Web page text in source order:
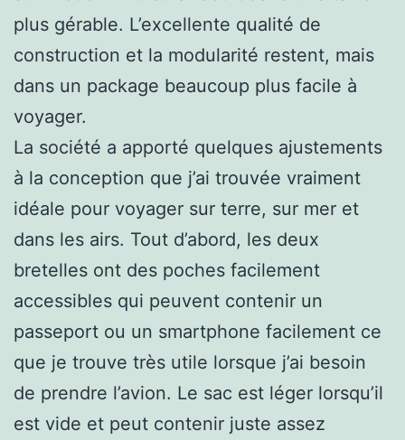
plus gérable. L’excellente qualité de
construction et la modularité restent, mais
dans un package beaucoup plus facile à
voyager.
La société a apporté quelques ajustements
à la conception que j’ai trouvée vraiment
idéale pour voyager sur terre, sur mer et
dans les airs. Tout d’abord, les deux
bretelles ont des poches facilement
accessibles qui peuvent contenir un
passeport ou un smartphone facilement ce
que je trouve très utile lorsque j’ai besoin
de prendre l’avion. Le sac est léger lorsqu’il
est vide et peut contenir juste assez